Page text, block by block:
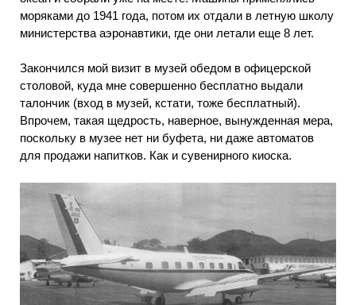
моряками до 1941 года, потом их отдали в летную школу
министерства аэронавтики, где они летали еще 8 лет.
Закончился мой визит в музей обедом в офицерской
столовой, куда мне совершенно бесплатно выдали
талончик (вход в музей, кстати, тоже бесплатный).
Впрочем, такая щедрость, наверное, вынужденная мера,
поскольку в музее нет ни буфета, ни даже автоматов
для продажи напитков. Как и сувенирного киоска.